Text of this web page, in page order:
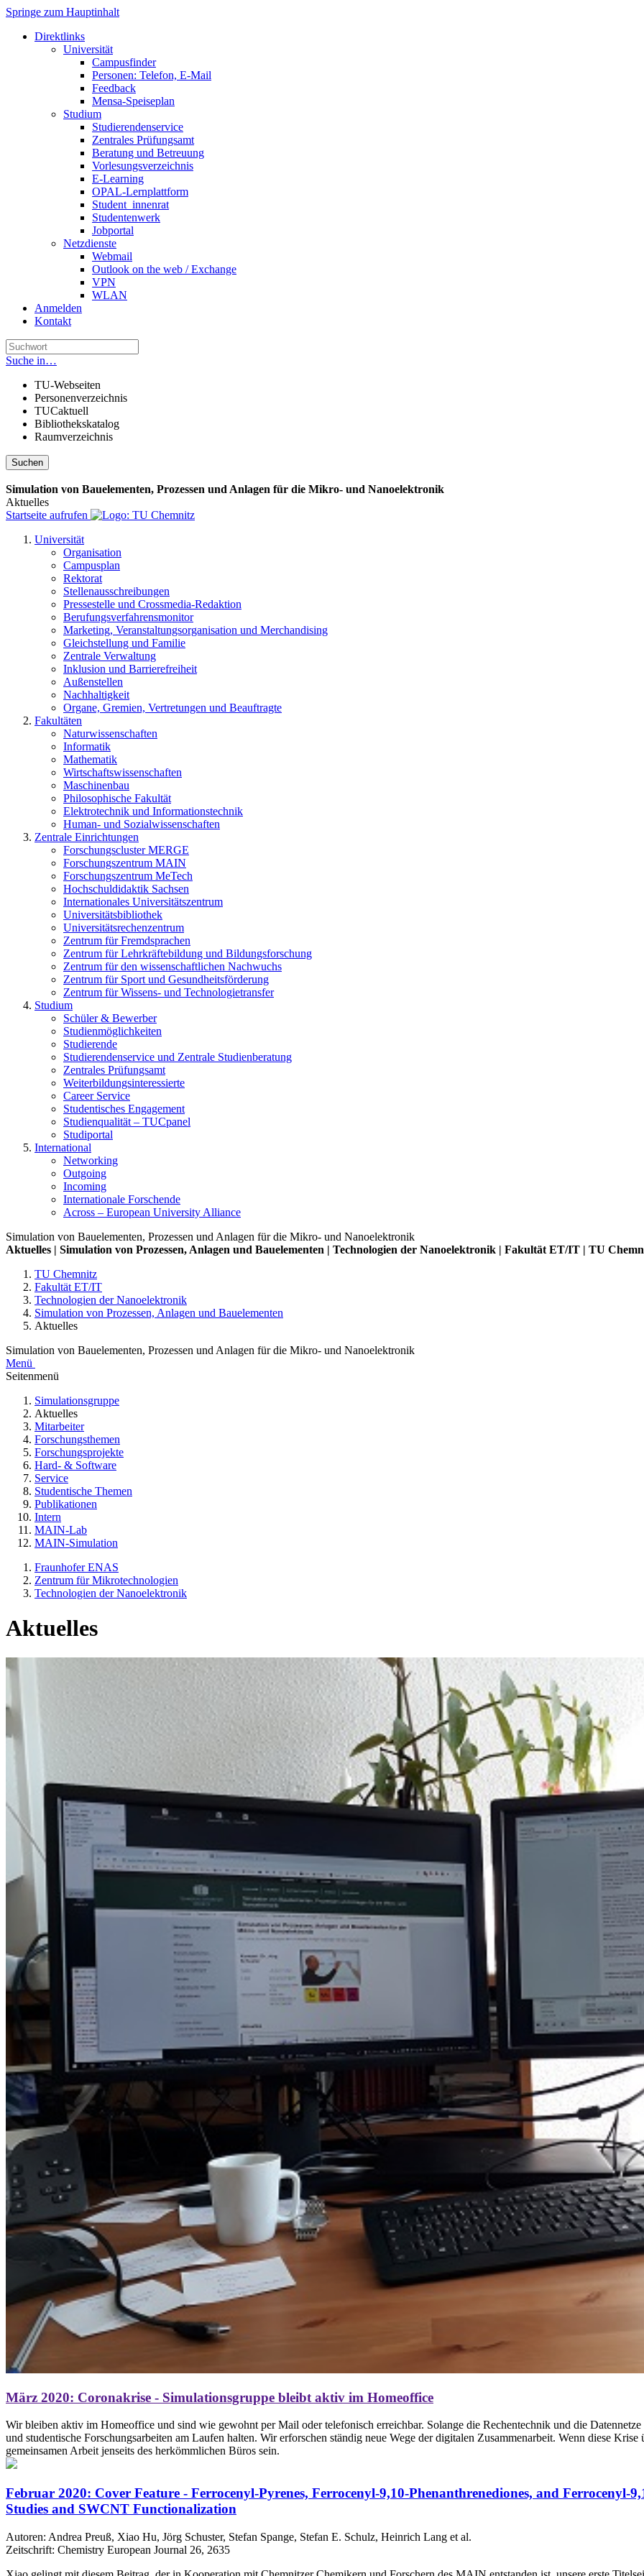
Springe zum Hauptinhalt
Direktlinks
Universität
Campusfinder
Personen: Telefon, E-Mail
Feedback
Mensa-Speiseplan
Studium
Studierendenservice
Zentrales Prüfungsamt
Beratung und Betreuung
Vorlesungsverzeichnis
E-Learning
OPAL-Lernplattform
Student_innenrat
Studentenwerk
Jobportal
Netzdienste
Webmail
Outlook on the web / Exchange
VPN
WLAN
Anmelden
Kontakt
Suche in…
TU-Webseiten
Personenverzeichnis
TUCaktuell
Bibliothekskatalog
Raumverzeichnis
Suchen
Simulation von Bauelementen, Prozessen und Anlagen für die Mikro- und Nanoelektronik
Aktuelles
Startseite aufrufen
Universität
Organisation
Campusplan
Rektorat
Stellenausschreibungen
Pressestelle und Crossmedia-Redaktion
Berufungsverfahrensmonitor
Marketing, Veranstaltungsorganisation und Merchandising
Gleichstellung und Familie
Zentrale Verwaltung
Inklusion und Barrierefreiheit
Außenstellen
Nachhaltigkeit
Organe, Gremien, Vertretungen und Beauftragte
Fakultäten
Naturwissenschaften
Informatik
Mathematik
Wirtschaftswissenschaften
Maschinenbau
Philosophische Fakultät
Elektrotechnik und Informationstechnik
Human- und Sozialwissenschaften
Zentrale Einrichtungen
Forschungscluster MERGE
Forschungszentrum MAIN
Forschungszentrum MeTech
Hochschuldidaktik Sachsen
Internationales Universitätszentrum
Universitätsbibliothek
Universitätsrechenzentrum
Zentrum für Fremdsprachen
Zentrum für Lehrkräftebildung und Bildungsforschung
Zentrum für den wissenschaftlichen Nachwuchs
Zentrum für Sport und Gesundheitsförderung
Zentrum für Wissens- und Technologietransfer
Studium
Schüler & Bewerber
Studienmöglichkeiten
Studierende
Studierendenservice und Zentrale Studienberatung
Zentrales Prüfungsamt
Weiterbildungs­interessierte
Career Service
Studentisches Engagement
Studienqualität – TUCpanel
Studiportal
International
Networking
Outgoing
Incoming
Internationale Forschende
Across – European University Alliance
Simulation von Bauelementen, Prozessen und Anlagen für die Mikro- und Nanoelektronik
Aktuelles | Simulation von Prozessen, Anlagen und Bauelementen | Technologien der Nanoelektronik | Fakultät ET/IT | TU
TU Chemnitz
Fakultät ET/IT
Technologien der Nanoelektronik
Simulation von Prozessen, Anlagen und Bauelementen
Aktuelles
Simulation von Bauelementen, Prozessen und Anlagen für die Mikro- und Nanoelektronik
Menü
Seitenmenü
Simulationsgruppe
Aktuelles
Mitarbeiter
Forschungsthemen
Forschungsprojekte
Hard- & Software
Service
Studentische Themen
Publikationen
Intern
MAIN-Lab
MAIN-Simulation
Fraunhofer ENAS
Zentrum für Mikrotechnologien
Technologien der Nanoelektronik
Aktuelles
März 2020: Coronakrise - Simulationsgruppe bleibt aktiv im Homeoffice
Wir bleiben aktiv im Homeoffice und sind wie gewohnt per Mail oder telefonisch erreichbar. Solange die Rechentechnik und die
und studentische Forschungsarbeiten am Laufen halten. Wir erforschen ständig neue Wege der digitalen Zusammenarbeit. Wenn diese
gemeinsamen Arbeit jenseits des herkömmlichen Büros sein.
Februar 2020: Cover Feature - Ferrocenyl‐Pyrenes, Ferrocenyl‐9,10‐Phenanthrenediones, and
Studies and SWCNT Functionalization
Autoren: Andrea Preuß, Xiao Hu, Jörg Schuster, Stefan Spange, Stefan E. Schulz, Heinrich Lang et al.
Zeitschrift: Chemistry European Journal 26, 2635